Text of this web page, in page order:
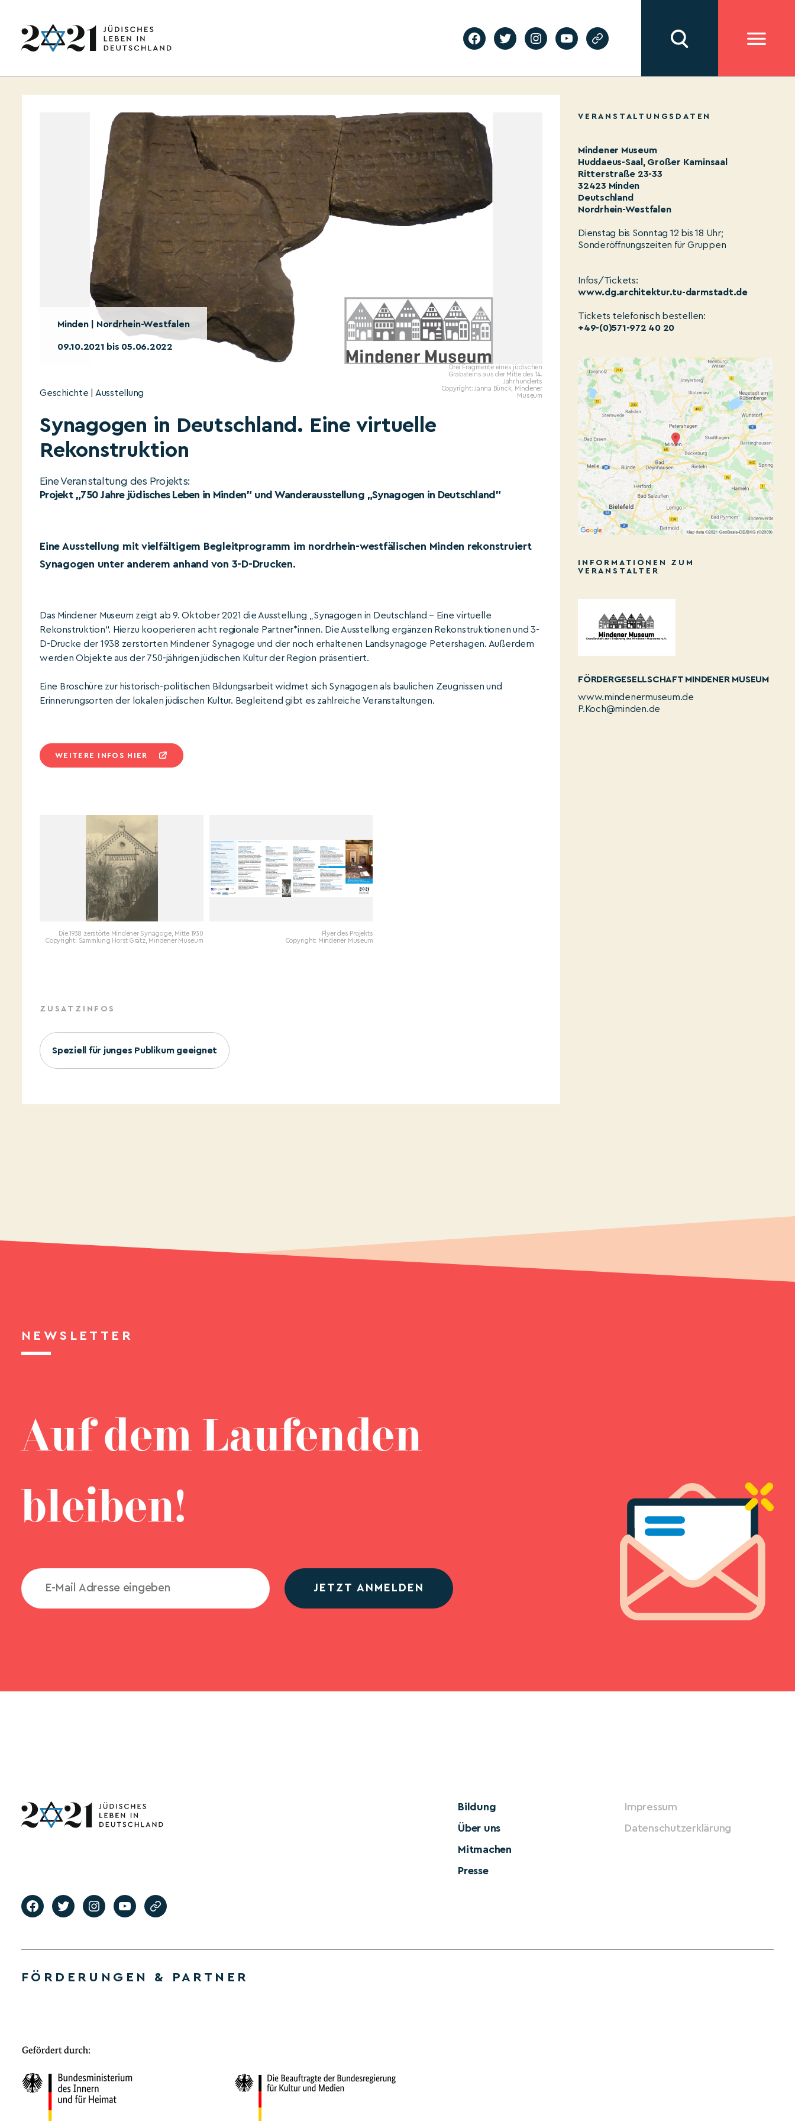
Minden | Nordrhein-Westfalen
09.10.2021 bis 05.06.2022
Drei Fragmente eines jüdischen
Grabsteins aus der Mitte des 14.
Jahrhunderts
Copyright: Janna Bünck, Mindener
Museum
Geschichte | Ausstellung
Synagogen in Deutschland. Eine virtuelle
Rekonstruktion
Eine Veranstaltung des Projekts:
Projekt „750 Jahre jüdisches Leben in Minden" und Wanderausstellung „Synagogen in Deutschland"
Eine Ausstellung mit vielfältigem Begleitprogramm im nordrhein-westfälischen Minden rekonstruiert
Synagogen unter anderem anhand von 3-D-Drucken.
Das Mindener Museum zeigt ab 9. Oktober 2021 die Ausstellung „Synagogen in Deutschland – Eine virtuelle
Rekonstruktion“. Hierzu kooperieren acht regionale Partner*innen. Die Ausstellung ergänzen Rekonstruktionen und 3-
D-Drucke der 1938 zerstörten Mindener Synagoge und der noch erhaltenen Landsynagoge Petershagen. Außerdem
werden Objekte aus der 750-jährigen jüdischen Kultur der Region präsentiert.
Eine Broschüre zur historisch-politischen Bildungsarbeit widmet sich Synagogen als baulichen Zeugnissen und
Erinnerungsorten der lokalen jüdischen Kultur. Begleitend gibt es zahlreiche Veranstaltungen.
WEITERE INFOS HIER
Die 1938 zerstörte Mindener Synagoge, Mitte 1930
Copyright: Sammlung Horst Grätz, Mindener Museum
Flyer des Projekts
Copyright: Mindener Museum
ZUSATZINFOS
Speziell für junges Publikum geeignet
VERANSTALTUNGSDATEN
Mindener Museum
Huddaeus-Saal, Großer Kaminsaal
Ritterstraße 23-33
32423 Minden
Deutschland
Nordrhein-Westfalen
Dienstag bis Sonntag 12 bis 18 Uhr;
Sonderöffnungszeiten für Gruppen
Infos/Tickets:
www.dg.architektur.tu-darmstadt.de
Tickets telefonisch bestellen:
+49-(0)571-972 40 20
INFORMATIONEN ZUM
VERANSTALTER
FÖRDERGESELLSCHAFT MINDENER MUSEUM
www.mindenermuseum.de
P.Koch@minden.de
NEWSLETTER
Auf dem Laufenden
bleiben!
JETZT ANMELDEN
Bildung
Über uns
Mitmachen
Presse
Impressum
Datenschutzerklärung
FÖRDERUNGEN & PARTNER